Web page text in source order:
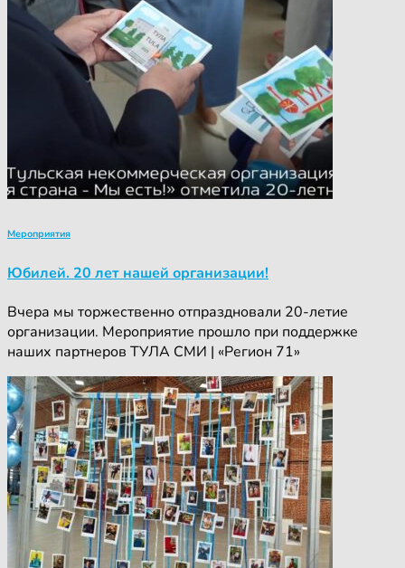
Мероприятия
Юбилей. 20 лет нашей организации!
Вчера мы торжественно отпраздновали 20-летие
организации. Мероприятие прошло при поддержке
наших партнеров ТУЛА СМИ | «Регион 71»